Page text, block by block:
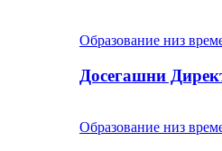
Образование низ
Досегашни
Образование низ